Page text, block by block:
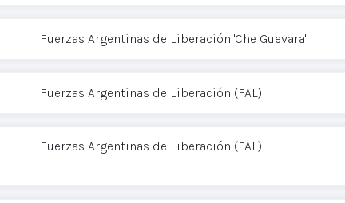
Fuerzas Argentinas de Liberación 'Che Guevara'
Fuerzas Argentinas de Liberación (FAL)
Fuerzas Argentinas de Liberación (FAL)